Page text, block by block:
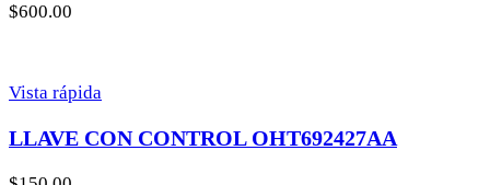
$600.00
Vista rápida
LLAVE CON CONTROL OHT692427AA